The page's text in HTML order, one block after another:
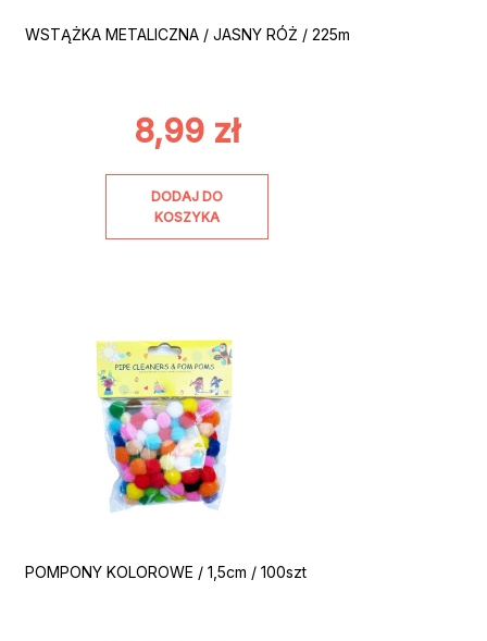
WSTĄŻKA METALICZNA / JASNY RÓŻ / 225m
8,99 zł
DODAJ DO
KOSZYKA
POMPONY KOLOROWE / 1,5cm / 100szt